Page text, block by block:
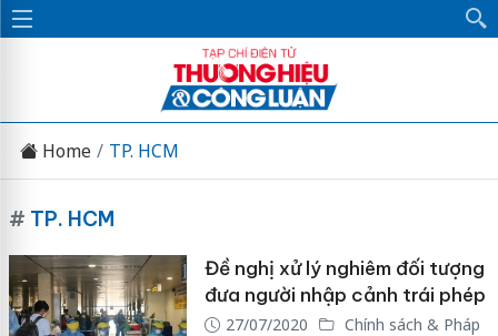
Home TP. HCM
# TP. HCM
Đề nghị xử lý nghiêm đối tượng
đưa người nhập cảnh trái phép
27/07/2020
Chính sách & Pháp